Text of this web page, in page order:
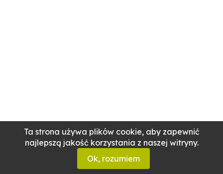
Ta strona używa plików cookie, aby zapewnić
najlepszą jakość korzystania z naszej witryny.
Ok, rozumiem